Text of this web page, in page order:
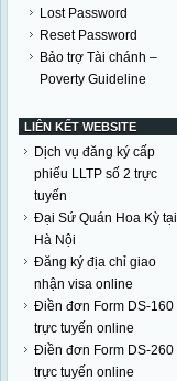
Lost Password
Reset Password
Bảo trợ Tài chánh –
Poverty Guideline
LIÊN KẾT WEBSITE
Dịch vụ đăng ký cấp
phiếu LLTP số 2 trực
tuyến
Đại Sứ Quán Hoa Kỳ tại
Hà Nội
Đăng ký địa chỉ giao
nhận visa online
Điền đơn Form DS-160
trực tuyến online
Điền đơn Form DS-260
trực tuyến online